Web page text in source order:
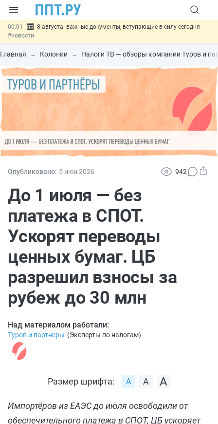
00:01
8 августа: важные документы, вступающие в силу сегодня
#новости
07.08 Подписан закон о блокировке продажи опасных товаров через
«Честный знак»#новости
07.08 Госпошлину за устранение ошибок в документах предлагают
отменить#новости
Разработают единые критерии трудовых и ГПХ-
#новости
Главная Колонки Налоги ТВ — обзоры компании Туров и
Опубликовано: 5 июн 2026 942
До 1 июля — без
платежа в СПОТ.
Ускорят переводы
ценных бумаг. ЦБ
разрешил взносы за
рубеж до 30 млн
Над материалом работали:
Туров и партнеры (Эксперты по налогам)
Размер шрифта:
Импортёров из ЕАЭС до июля освободили от
обеспечительного платежа в СПОТ, ЦБ ускоряет